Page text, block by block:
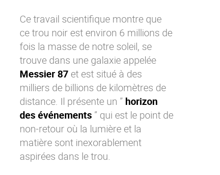
Ce travail scientifique montre que
ce trou noir est environ 6 millions de
fois la masse de notre soleil, se
trouve dans une galaxie appelée
Messier 87 et est situé à des
milliers de billions de kilomètres de
distance. Il présente un ” horizon
des événements ” qui est le point de
non-retour où la lumière et la
matière sont inexorablement
aspirées dans le trou.